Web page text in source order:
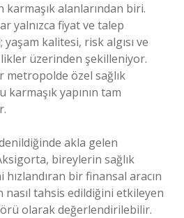
karmaşık alanlarından biri.
yalnızca fiyat ve talep
kalitesi, risk algısı ve
üzerinden şekilleniyor.
özel sağlık
yapının tam
akla gelen
bireylerin sağlık
bir finansal aracın
nasıl tahsis edildiğini etkileyen
olarak değerlendirilebilir.